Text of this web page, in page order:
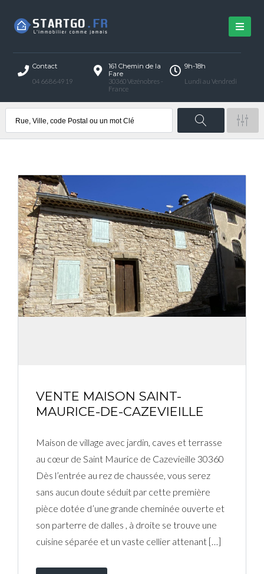
Connexion
Identifiant
CONNEXION
Mot de passe perdu ?
Contact
04 66 86 49 19
161 Chemin de la
Fare
30360 Vézénobres -
France
9h-18h
Lundi au Vendredi
VENTE MAISON SAINT-
MAURICE-DE-CAZEVIEILLE
Maison de village avec jardin, caves et terrasse
au cœur de Saint Maurice de Cazevieille 30360
Dès l’entrée au rez de chaussée, vous serez
sans aucun doute séduit par cette première
pièce dotée d’une grande cheminée ouverte et
son parterre de dalles , à droite se trouve une
cuisine séparée et un vaste cellier attenant […]